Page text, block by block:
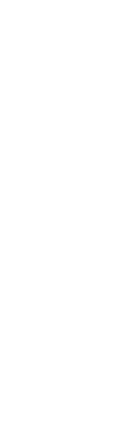
Canadien -